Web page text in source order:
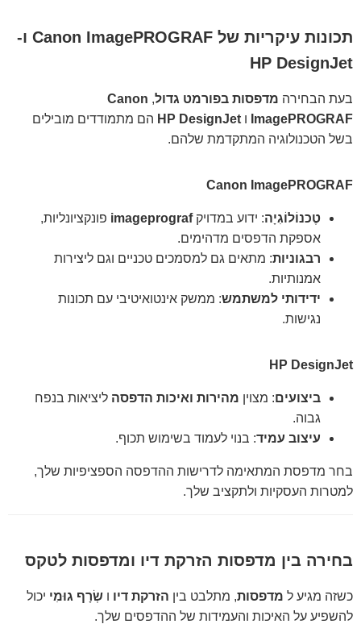
תכונות עיקריות של Canon ImagePROGRAF ו-
HP DesignJet
בעת הבחירה מדפסות בפורמט גדול,
Canon
ImagePROGRAF ו HP DesignJet הם מתמודדים מובילים
בשל הטכנולוגיה המתקדמת שלהם.
Canon ImagePROGRAF
טֶכנוֹלוֹגִיָה: ידוע במדויקimageprograf פונקציונליות,
אספקת הדפסים מדהימים.
רבגוניות: מתאים גם למסמכים טכניים וגם ליצירות
אמנותיות.
ידידותי למשתמש: ממשק אינטואיטיבי עם תכונות
נגישות.
HP DesignJet
ביצועים: מצוין מהירות ואיכות הדפסה ליציאות בנפח
גבוה.
עיצוב עמיד: בנוי לעמוד בשימוש תכוף.
בחר מדפסת המתאימה לדרישות ההדפסה הספציפיות שלך,
למטרות העסקיות ולתקציב שלך.
בחירה בין מדפסות הזרקת דיו ומדפסות לטקס
כשזה מגיע ל מדפסות, מתלבט בין הזרקת דיו ו שְׂרָף גוּמִי יכול
להשפיע על האיכות והעמידות של ההדפסים שלך.